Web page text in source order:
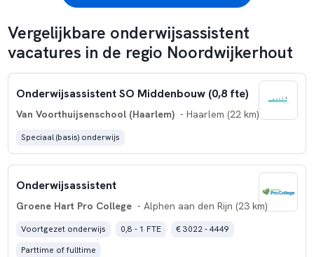
Vergelijkbare onderwijsassistent
vacatures in de regio Noordwijkerhout
Onderwijsassistent SO Middenbouw (0,8 fte)
Van Voorthuijsenschool (Haarlem) - Haarlem (22 km)
Speciaal (basis) onderwijs
Onderwijsassistent
Groene Hart Pro College - Alphen aan den Rijn (23 km)
Voortgezet onderwijs 0,8 - 1 FTE
€ 3022 - 4449
Parttime of fulltime